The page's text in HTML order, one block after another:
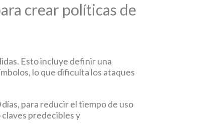
crear políticas de
Esto incluye definir una
lo que dificulta los ataques
días, para reducir el tiempo de uso
predecibles y